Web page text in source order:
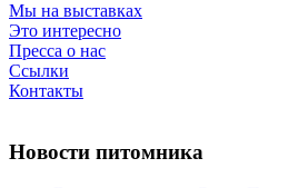
Мы на выставках
Это интересно
Пресса о нас
Ссылки
Контакты
Новости питомника